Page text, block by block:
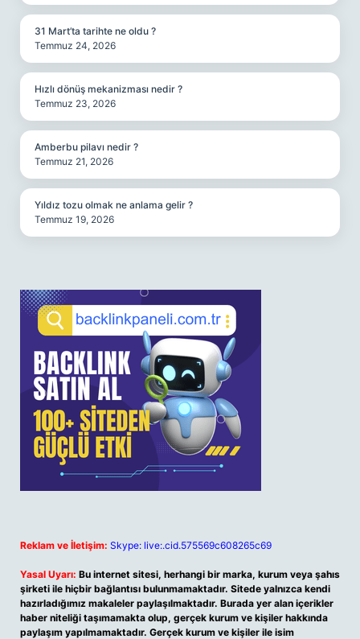
31 Mart’ta tarihte ne oldu ?
Temmuz 24, 2026
Hızlı dönüş mekanizması nedir ?
Temmuz 23, 2026
Amberbu pilavı nedir ?
Temmuz 21, 2026
Yıldız tozu olmak ne anlama gelir ?
Temmuz 19, 2026
Reklam ve İletişim: Skype: live:.cid.575569c608265c69
Yasal Uyarı: Bu internet sitesi, herhangi bir marka, kurum veya şahıs
şirketi ile hiçbir bağlantısı bulunmamaktadır. Sitede yalnızca kendi
hazırladığımız makaleler paylaşılmaktadır. Burada yer alan içerikler
haber niteliği taşımamakta olup, gerçek kurum ve kişiler hakkında
paylaşım yapılmamaktadır. Gerçek kurum ve kişiler ile isim